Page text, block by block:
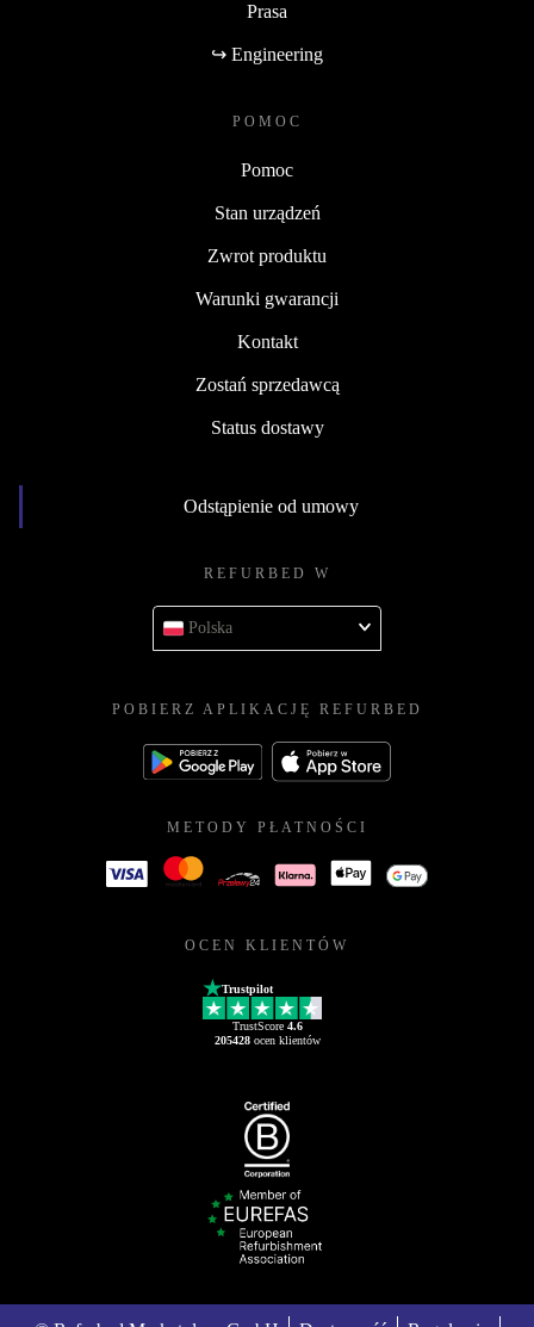
Prasa
↪ Engineering
POMOC
Pomoc
Stan urządzeń
Zwrot produktu
Warunki gwarancji
Kontakt
Zostań sprzedawcą
Status dostawy
Odstąpienie od umowy
REFURBED W
Polska
POBIERZ APLIKACJĘ REFURBED
METODY PŁATNOŚCI
OCEN KLIENTÓW
Trustpilot
TrustScore 4.6
205428ocen klientów